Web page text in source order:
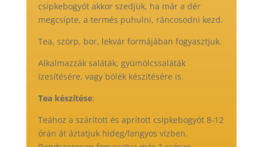
csipkebogyót akkor szedjük, ha már a dér
megcsípte, a termés puhulni, ráncosodni kezd.
Tea, szörp, bor, lekvár formájában fogyasztjuk.
Alkalmazzák saláták, gyümölcssaláták
ízesítésére, vagy bólék készítésére is.
Tea készítése:
Teához a szárított és aprított csipkebogyót 8-12
órán át áztatjuk hideg/langyos vízben.